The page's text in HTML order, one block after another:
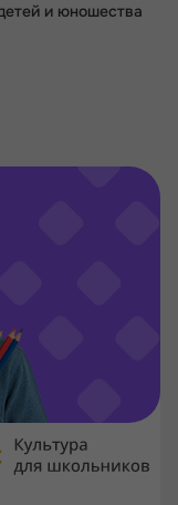
и юношества